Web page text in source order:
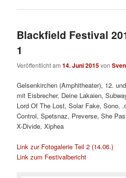
Blackfield Festival
1
Veröffentlicht am14. Juni 2015von
Gelsenkirchen (Amphitheater), 12.
mit Eisbrecher, Deine Lakaien,
Lord Of The Lost, Solar Fake, Sono,
Control, Spetsnaz, Preverse, She
X-Divide, Xiphea
Link zur Fotogalerie Teil 2 (14.06.)
Link zum Festivalbericht